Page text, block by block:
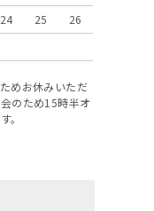
24 25
26
めお休みいただ
のため15時半オ
。